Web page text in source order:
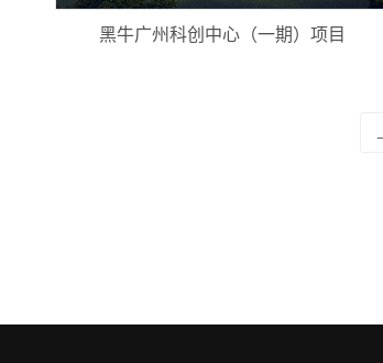
黑牛广州科创中心（一期）项目